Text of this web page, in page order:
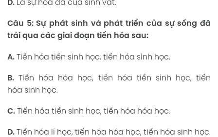
D. Là sự hóa đá của sinh vật.
Câu 5: Sự phát sinh và phát triển của sự sống đã
trải qua các giai đoạn tiến hóa sau:
A. Tiến hóa tiền sinh học, tiến hóa sinh học.
B. Tiến hóa hóa học, tiến hóa tiền sinh học, tiến
hóa sinh học.
C. Tiến hóa tiền sinh học, tiến hóa hóa học.
D. Tiến hóa lí học, tiến hóa hóa học, tiến hóa sinh học.